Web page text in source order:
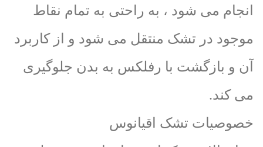
انجام می شود ، به راحتی به تمام نقاط
موجود در تشک منتقل می شود و از کاربرد
آن و بازگشت با رفلکس به بدن جلوگیری
می کند.
خصوصیات تشک اقیانوس